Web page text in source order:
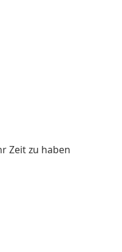
Zeit zu haben